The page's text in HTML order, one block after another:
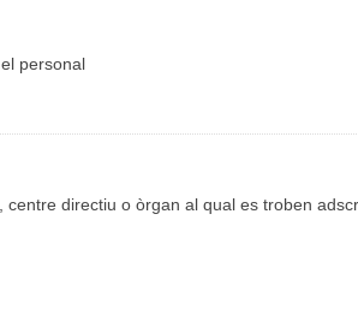
personal
directiu o òrgan al qual es troben